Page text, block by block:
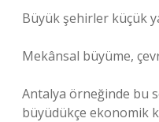
Büyük şehirler küçük
Mekânsal büyüme,
Antalya örneğinde bu
büyüdükçe ekonomik